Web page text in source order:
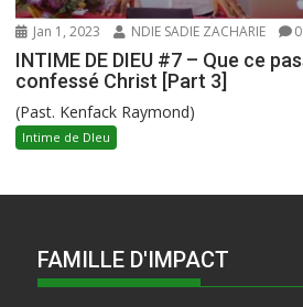
Jan 1, 2023 NDIE SADIE ZACHARIE 0
INTIME DE DIEU #7 – Que ce
confessé Christ [Part 3]
(Past. Kenfack Raymond)
Intime de DIeu
FAMILLE D'IMPACT